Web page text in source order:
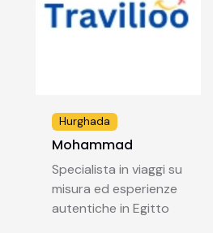
Hurghada
Mohammad
Specialista in viaggi su
misura ed esperienze
autentiche in Egitto